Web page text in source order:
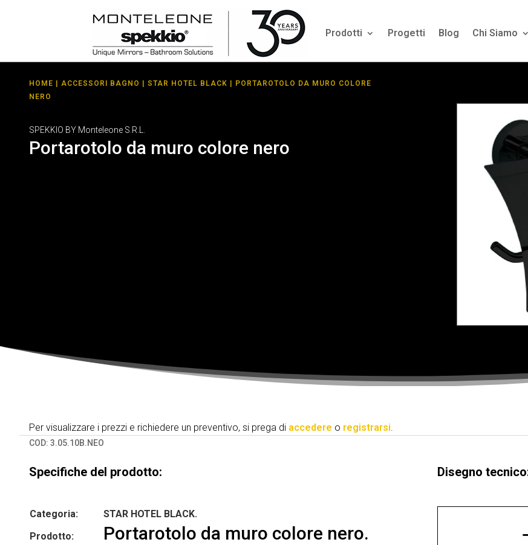
Prodotti Progetti Blog Chi Siamo
HOME ACCESSORI BAGNO STAR HOTEL BLACK | PORTAROTOLO DA MURO COLORE
NERO
SPEKKIO BY Monteleone S.R.L.
Portarotolo da muro colore nero
Per visualizzare i prezzi e richiedere un preventivo, si prega di accedere o registrarsi.
COD: 3.05.10B.NEO
Specifiche del prodotto:
Categoria:
STAR HOTEL BLACK.
Prodotto:
Portarotolo da muro colore nero.
Disegno